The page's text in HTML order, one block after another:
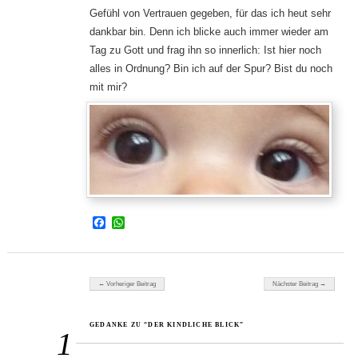
Gefühl von Vertrauen gegeben, für das ich heut sehr
dankbar bin. Denn ich blicke auch immer wieder am
Tag zu Gott und frag ihn so innerlich: Ist hier noch
alles in Ordnung? Bin ich auf der Spur? Bist du noch
mit mir?
Facebook
WhatsApp
Beitragsnavigation
← Vorheriger Beitrag Nächster Beitrag →
1
GEDANKE ZU “DER KINDLICHE BLICK”